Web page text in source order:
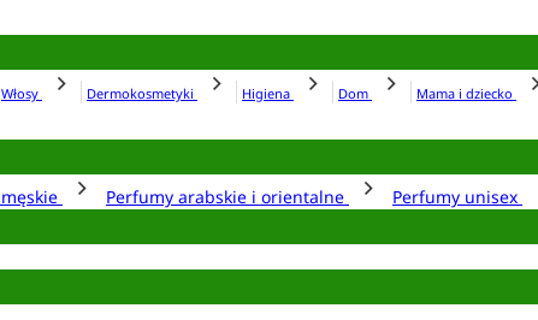
Włosy Dermokosmetyki Higiena Dom Mama i dziecko
Perfumy arabskie i orientalne Perfumy unisex